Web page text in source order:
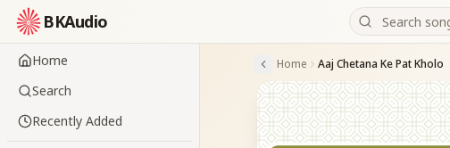
BKAudio
Home
Search
Recently Added
Home Aaj Chetana Ke Pat Kholo